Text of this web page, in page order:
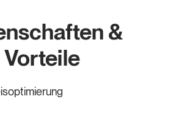
&
Vorteile